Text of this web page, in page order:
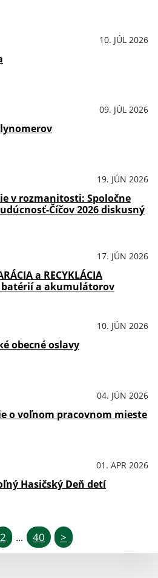
10. JÚL 2026
09. JÚL 2026
19. JÚN 2026
v rozmanitosti: Spoločne
Číčov 2026 diskusný
17. JÚN 2026
a RECYKLÁCIA
a akumulátorov
10. JÚN 2026
obecné oslavy
04. JÚN 2026
o voľnom pracovnom mieste
01. APR 2026
Hasičský Deň detí
2 ... 40 >